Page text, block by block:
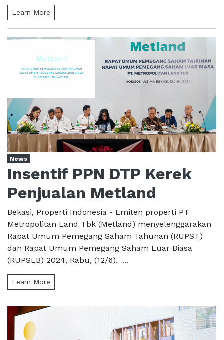
Learn More
News
Insentif PPN DTP Kerek
Penjualan Metland
Bekasi, Properti Indonesia - Emiten properti PT
Metropolitan Land Tbk (Metland) menyelenggarakan
Rapat Umum Pemegang Saham Tahunan (RUPST)
dan Rapat Umum Pemegang Saham Luar Biasa
(RUPSLB) 2024, Rabu, (12/6). ...
Learn More